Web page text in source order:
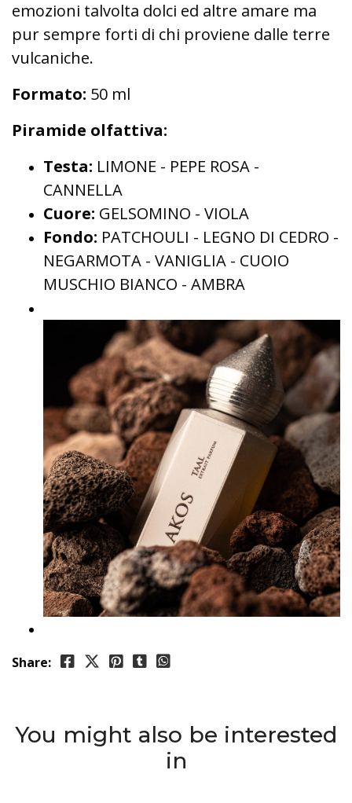
emozioni talvolta dolci ed altre amare ma
pur sempre forti di chi proviene dalle terre
vulcaniche.
Formato: 50 ml
Piramide olfattiva:
Testa: LIMONE - PEPE ROSA -
CANNELLA
Cuore: GELSOMINO - VIOLA
Fondo: PATCHOULI - LEGNO DI CEDRO -
NEGARMOTA - VANIGLIA - CUOIO
MUSCHIO BIANCO - AMBRA
Share:
You might also be interested
in